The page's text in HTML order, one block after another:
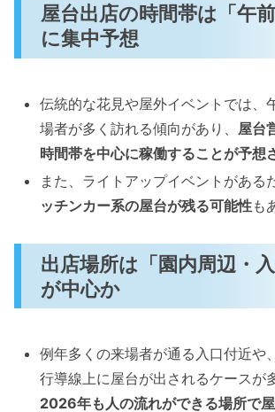
屋台出店の時間帯は「午前
に集中予想
伝統的な花見や屋外イベントでは、
場者が多く訪れる傾向があり、 屋台
時間帯を中心に稼働することが予想
また、ライトアップイベントがある
ッチンカー系の屋台が残る可能性も
出店場所は「園内周辺・入
が中心か
例年多くの来場者が通る入口付近や
行導線上に屋台が出されるケースが
2026年も人の流れができる場所で